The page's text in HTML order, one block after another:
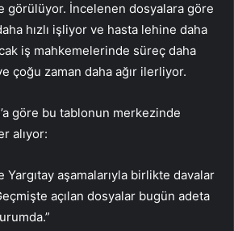
görülüyor. İncelenen dosyalara göre
hızlı işliyor ve hasta lehine daha
iş mahkemelerinde süreç daha
çoğu zaman daha ağır ilerliyor.
göre bu tablonun merkezinde
alıyor:
aşamalarıyla birlikte davalar
açılan dosyalar bugün adeta